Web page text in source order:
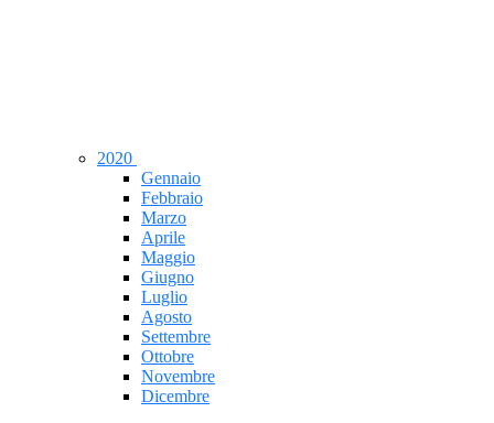
2020
Gennaio
Febbraio
Marzo
Aprile
Maggio
Giugno
Luglio
Agosto
Settembre
Ottobre
Novembre
Dicembre